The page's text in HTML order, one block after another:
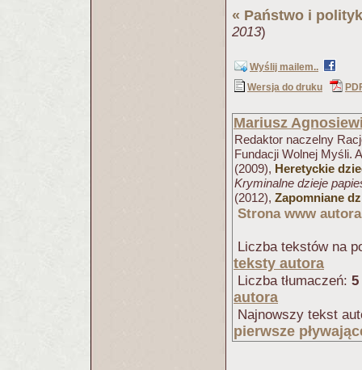
« Państwo i
2013)
Wyślij mailem..
Wersja do druku
Mariusz
Redaktor naczelny
Fundacji Wolnej Myśli.
(2009), Heretyckie
Kryminalne dzieje
(2012), Zapomniane
Strona www autora
Liczba tekstów na
teksty autora
Liczba tłumaczeń: 5
autora
Najnowszy tekst
pierwsze